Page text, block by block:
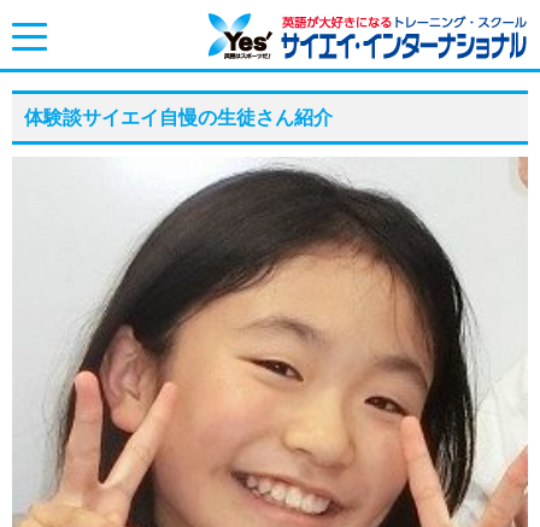
toggle
体験談サイエイ自慢の生徒さん紹介